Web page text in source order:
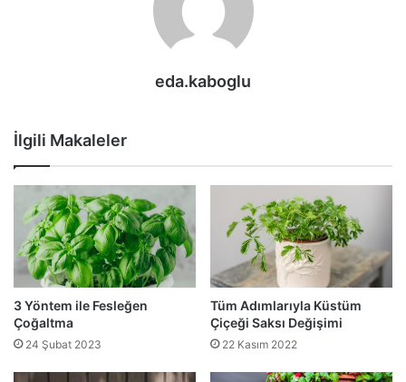
eda.kaboglu
İlgili Makaleler
3 Yöntem ile Fesleğen
Çoğaltma
24 Şubat 2023
Tüm Adımlarıyla Küstüm
Çiçeği Saksı Değişimi
22 Kasım 2022